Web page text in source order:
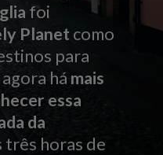
foi
Planet como
para
há mais
essa
da
três horas de